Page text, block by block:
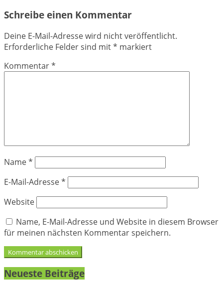
Schreibe einen Kommentar
Deine E-Mail-Adresse wird nicht veröffentlicht.
Erforderliche Felder sind mit* markiert
Kommentar*
Name*
E-Mail-Adresse*
Website
Name, E-Mail-Adresse und Website in diesem Browser
für meinen nächsten Kommentar speichern.
Neueste Beiträge